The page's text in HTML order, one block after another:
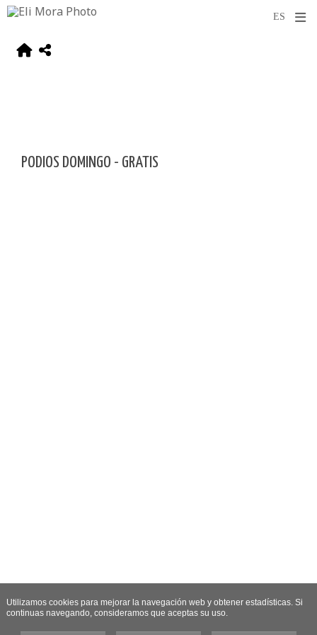
PODIOS DOMINGO - GRATIS
Utilizamos cookies para mejorar la navegación web y obtener estadísticas. Si
continuas navegando, consideramos que aceptas su uso.